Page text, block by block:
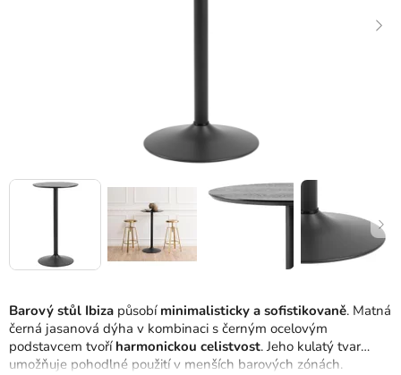
Barový stůl Ibiza působí minimalisticky a sofistikovaně. Matná
černá jasanová dýha v kombinaci s černým ocelovým
podstavcem tvoří harmonickou celistvost. Jeho kulatý tvar
umožňuje pohodlné použití v menších barových zónách.